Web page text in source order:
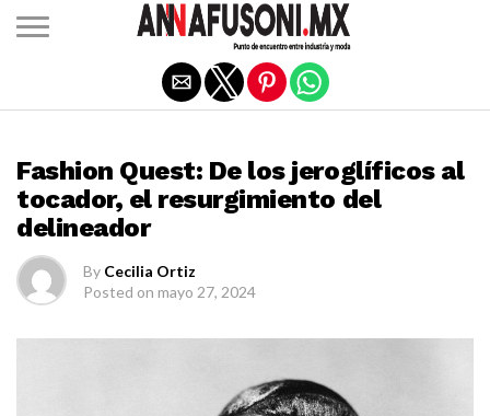
Fashion Quest: De los jeroglíficos al
tocador, el resurgimiento del
delineador
By Cecilia Ortiz
Posted on mayo 27, 2024
Salir de la versión móvil